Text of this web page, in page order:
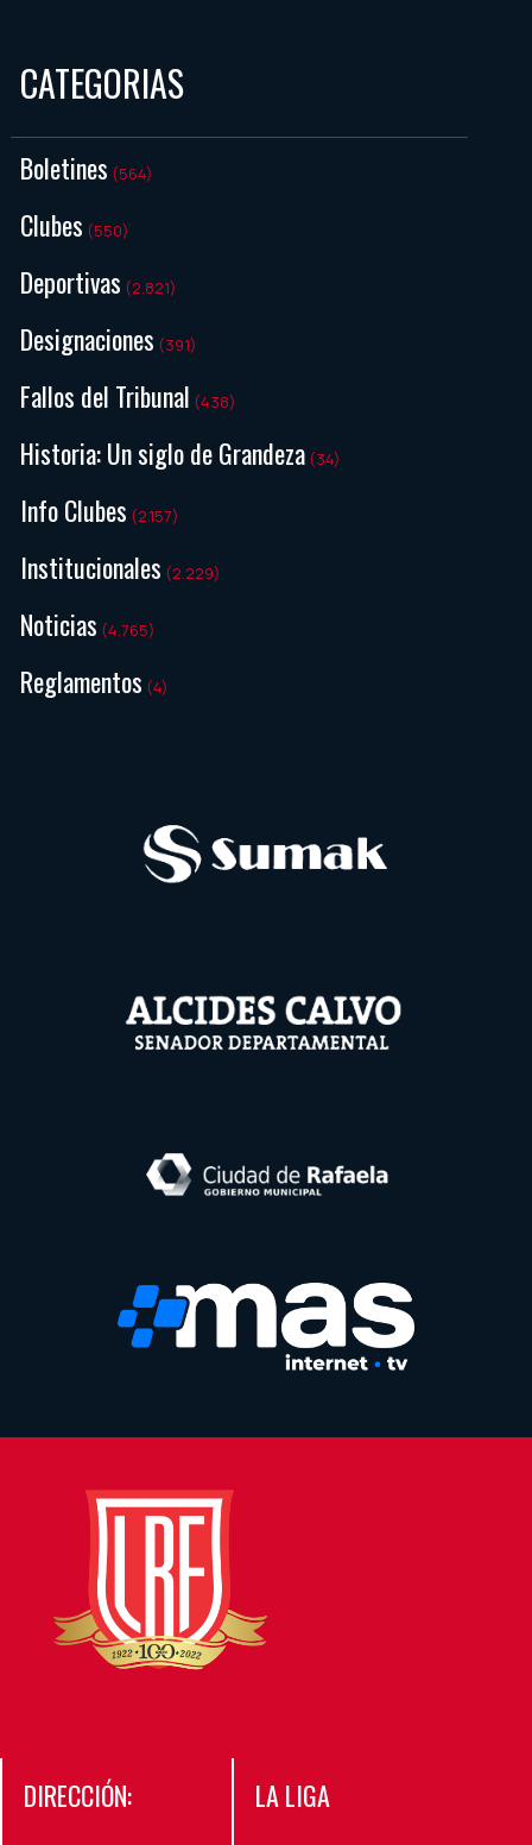
CATEGORIAS
Boletines (564)
Clubes (550)
Deportivas (2.821)
Designaciones (391)
Fallos del Tribunal (438)
Historia: Un siglo de Grandeza (34)
Info Clubes (2.157)
Institucionales (2.229)
Noticias (4.765)
Reglamentos (4)
DIRECCIÓN: LA LIGA